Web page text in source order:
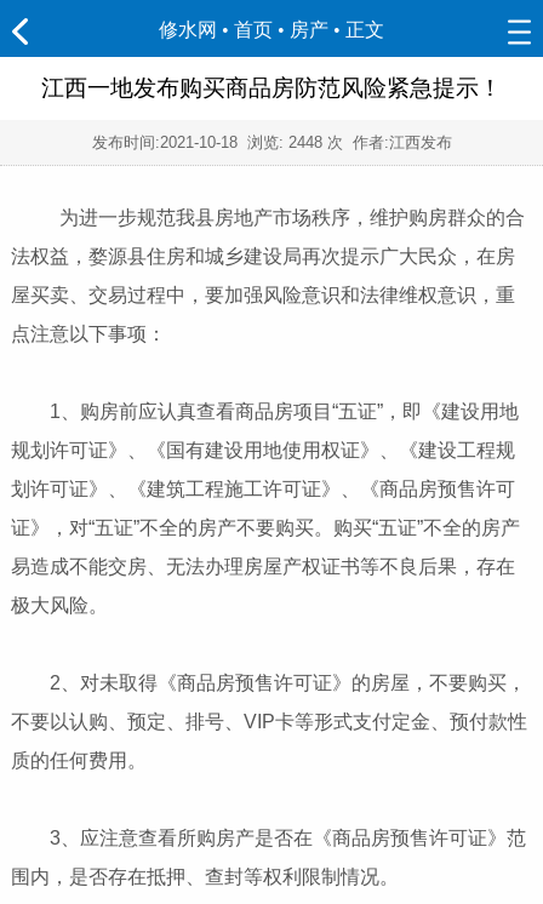
修水网 • 首页 • 房产 • 正文
江西一地发布购买商品房防范风险紧急提示！
发布时间:2021-10-18浏览: 2448 次 作者:江西发布
为进一步规范我县房地产市场秩序，维护购房群众的合
法权益，婺源县住房和城乡建设局再次提示广大民众，在房
屋买卖、交易过程中，要加强风险意识和法律维权意识，重
点注意以下事项：
1、购房前应认真查看商品房项目“五证”，即《建设用地
规划许可证》、《国有建设用地使用权证》、《建设工程规
划许可证》、《建筑工程施工许可证》、《商品房预售许可
证》，对“五证”不全的房产不要购买。购买“五证”不全的房产
易造成不能交房、无法办理房屋产权证书等不良后果，存在
极大风险。
2、对未取得《商品房预售许可证》的房屋，不要购买，
不要以认购、预定、排号、VIP卡等形式支付定金、预付款性
质的任何费用。
3、应注意查看所购房产是否在《商品房预售许可证》范
围内，是否存在抵押、查封等权利限制情况。